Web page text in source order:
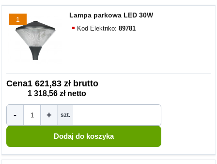
1
Lampa parkowa LED 30W
Kod Elektriko:89781
Cena1 621,83 zł brutto
1 318,56 zł netto
- + szt.